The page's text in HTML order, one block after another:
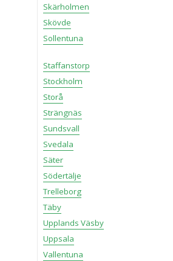
Skärholmen
Skövde
Sollentuna
Staffanstorp
Stockholm
Storå
Strängnäs
Sundsvall
Svedala
Säter
Södertälje
Trelleborg
Täby
Upplands Väsby
Uppsala
Vallentuna